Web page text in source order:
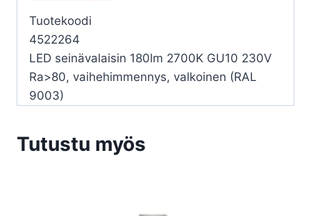
Tuotekoodi
4522264
LED seinävalaisin 180lm 2700K GU10 230V
Ra>80, vaihehimmennys, valkoinen (RAL
9003)
Tutustu myös